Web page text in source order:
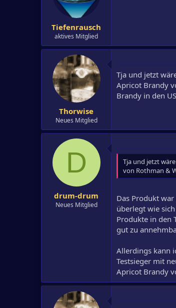
Tiefenrausch
aktives Mitglied
Thorwise
Neues Mitglied
Tja und jetzt
Apricot Brandy
Brandy in den
D
drum-drum
Neues Mitglied
Tja und jetzt
von Rothman &
Das Produkt
überlegt wie
Produkte in den
gut zu
Allerdings kann
Testsieger mit
Apricot Brandy